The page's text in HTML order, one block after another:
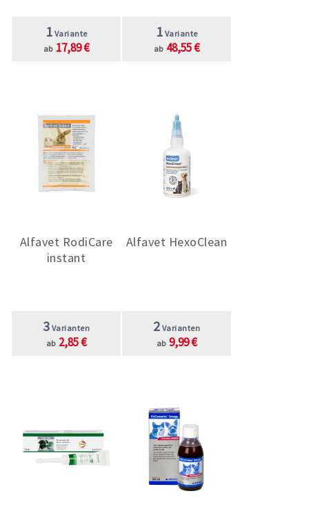
1 Variante
ab 17,89 €
1 Variante
ab 48,55 €
Alfavet RodiCare
instant
3 Varianten
ab 2,85 €
Alfavet HexoClean
2 Varianten
ab 9,99 €